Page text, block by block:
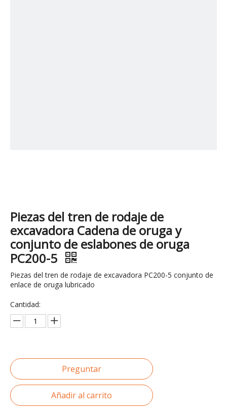
Piezas del tren de rodaje de
excavadora Cadena de oruga y
conjunto de eslabones de oruga
PC200-5
Piezas del tren de rodaje de excavadora PC200-5 conjunto de
enlace de oruga lubricado
Cantidad:
Preguntar
Añadir al carrito